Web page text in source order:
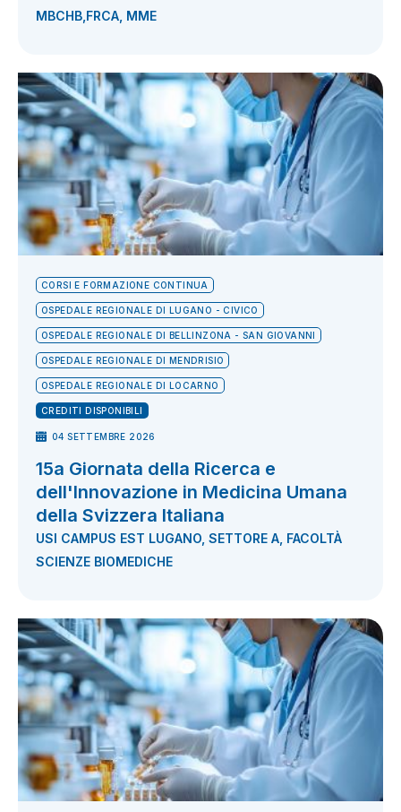
MBCHB,FRCA, MME
CORSI E FORMAZIONE CONTINUA
OSPEDALE REGIONALE DI LUGANO - CIVICO
OSPEDALE REGIONALE DI BELLINZONA - SAN GIOVANNI
OSPEDALE REGIONALE DI MENDRISIO
OSPEDALE REGIONALE DI LOCARNO
CREDITI DISPONIBILI
04 SETTEMBRE 2026
15a Giornata della Ricerca e
dell'Innovazione in Medicina Umana
della Svizzera Italiana
USI CAMPUS EST LUGANO, SETTORE A, FACOLTÀ
SCIENZE BIOMEDICHE